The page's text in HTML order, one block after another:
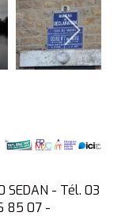
SEDAN - Tél. 03
85 07 -